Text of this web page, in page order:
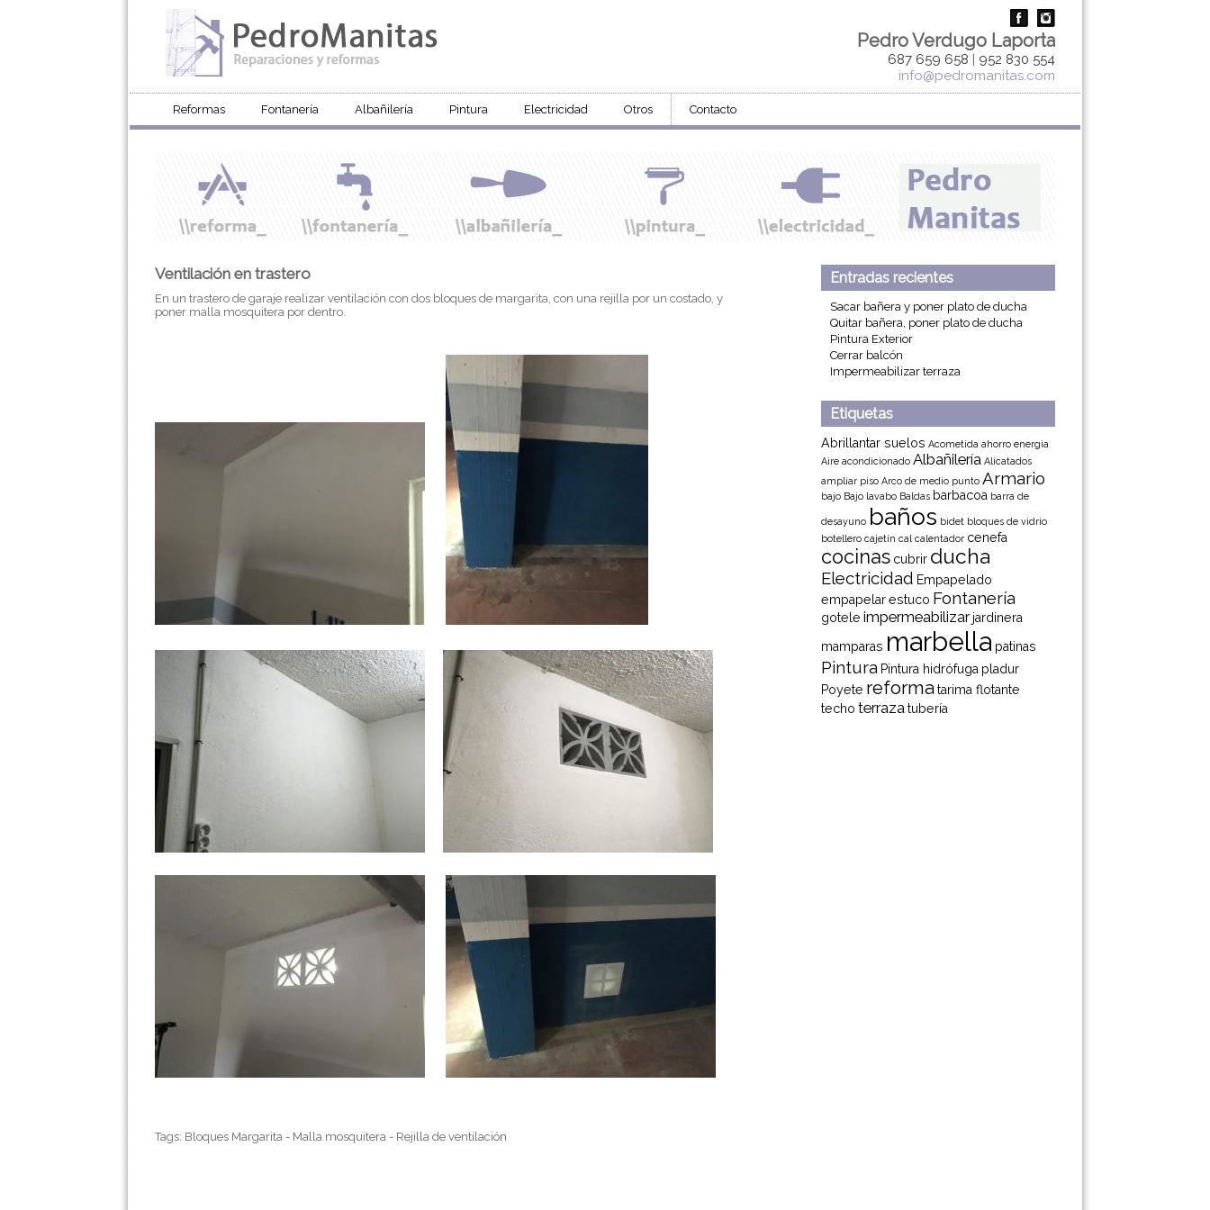
Pedro Verdugo Laporta
687 659 658 | 952 830 554
info@pedromanitas.com
Reformas Fontanería Albañilería Pintura Electricidad Otros Contacto
Ventilación en trastero
En un trastero de garaje realizar ventilación con dos bloques de margarita, con una rejilla por un costado, y
poner malla mosquitera por dentro.
Tags: Bloques Margarita - Malla mosquitera - Rejilla de ventilación
Entradas recientes
Sacar bañera y poner plato de ducha
Quitar bañera, poner plato de ducha
Pintura Exterior
Cerrar balcón
Impermeabilizar terraza
Etiquetas
Abrillantar suelos Acometida ahorro energia
Aire acondicionado Albañilería Alicatados
ampliar piso Arco de medio punto Armario
bajo Bajo lavabo Baldas barbacoa barra de
desayuno baños bidet bloques de vidrio
botellero cajetín cal calentador cenefa
cocinas cubrir ducha
Electricidad Empapelado
empapelarestuco Fontanería
gotele impermeabilizar jardinera
mamparas marbella patinas
Pintura Pintura hidrófuga pladur
Poyete reformatarima flotante
techo terrazatubería